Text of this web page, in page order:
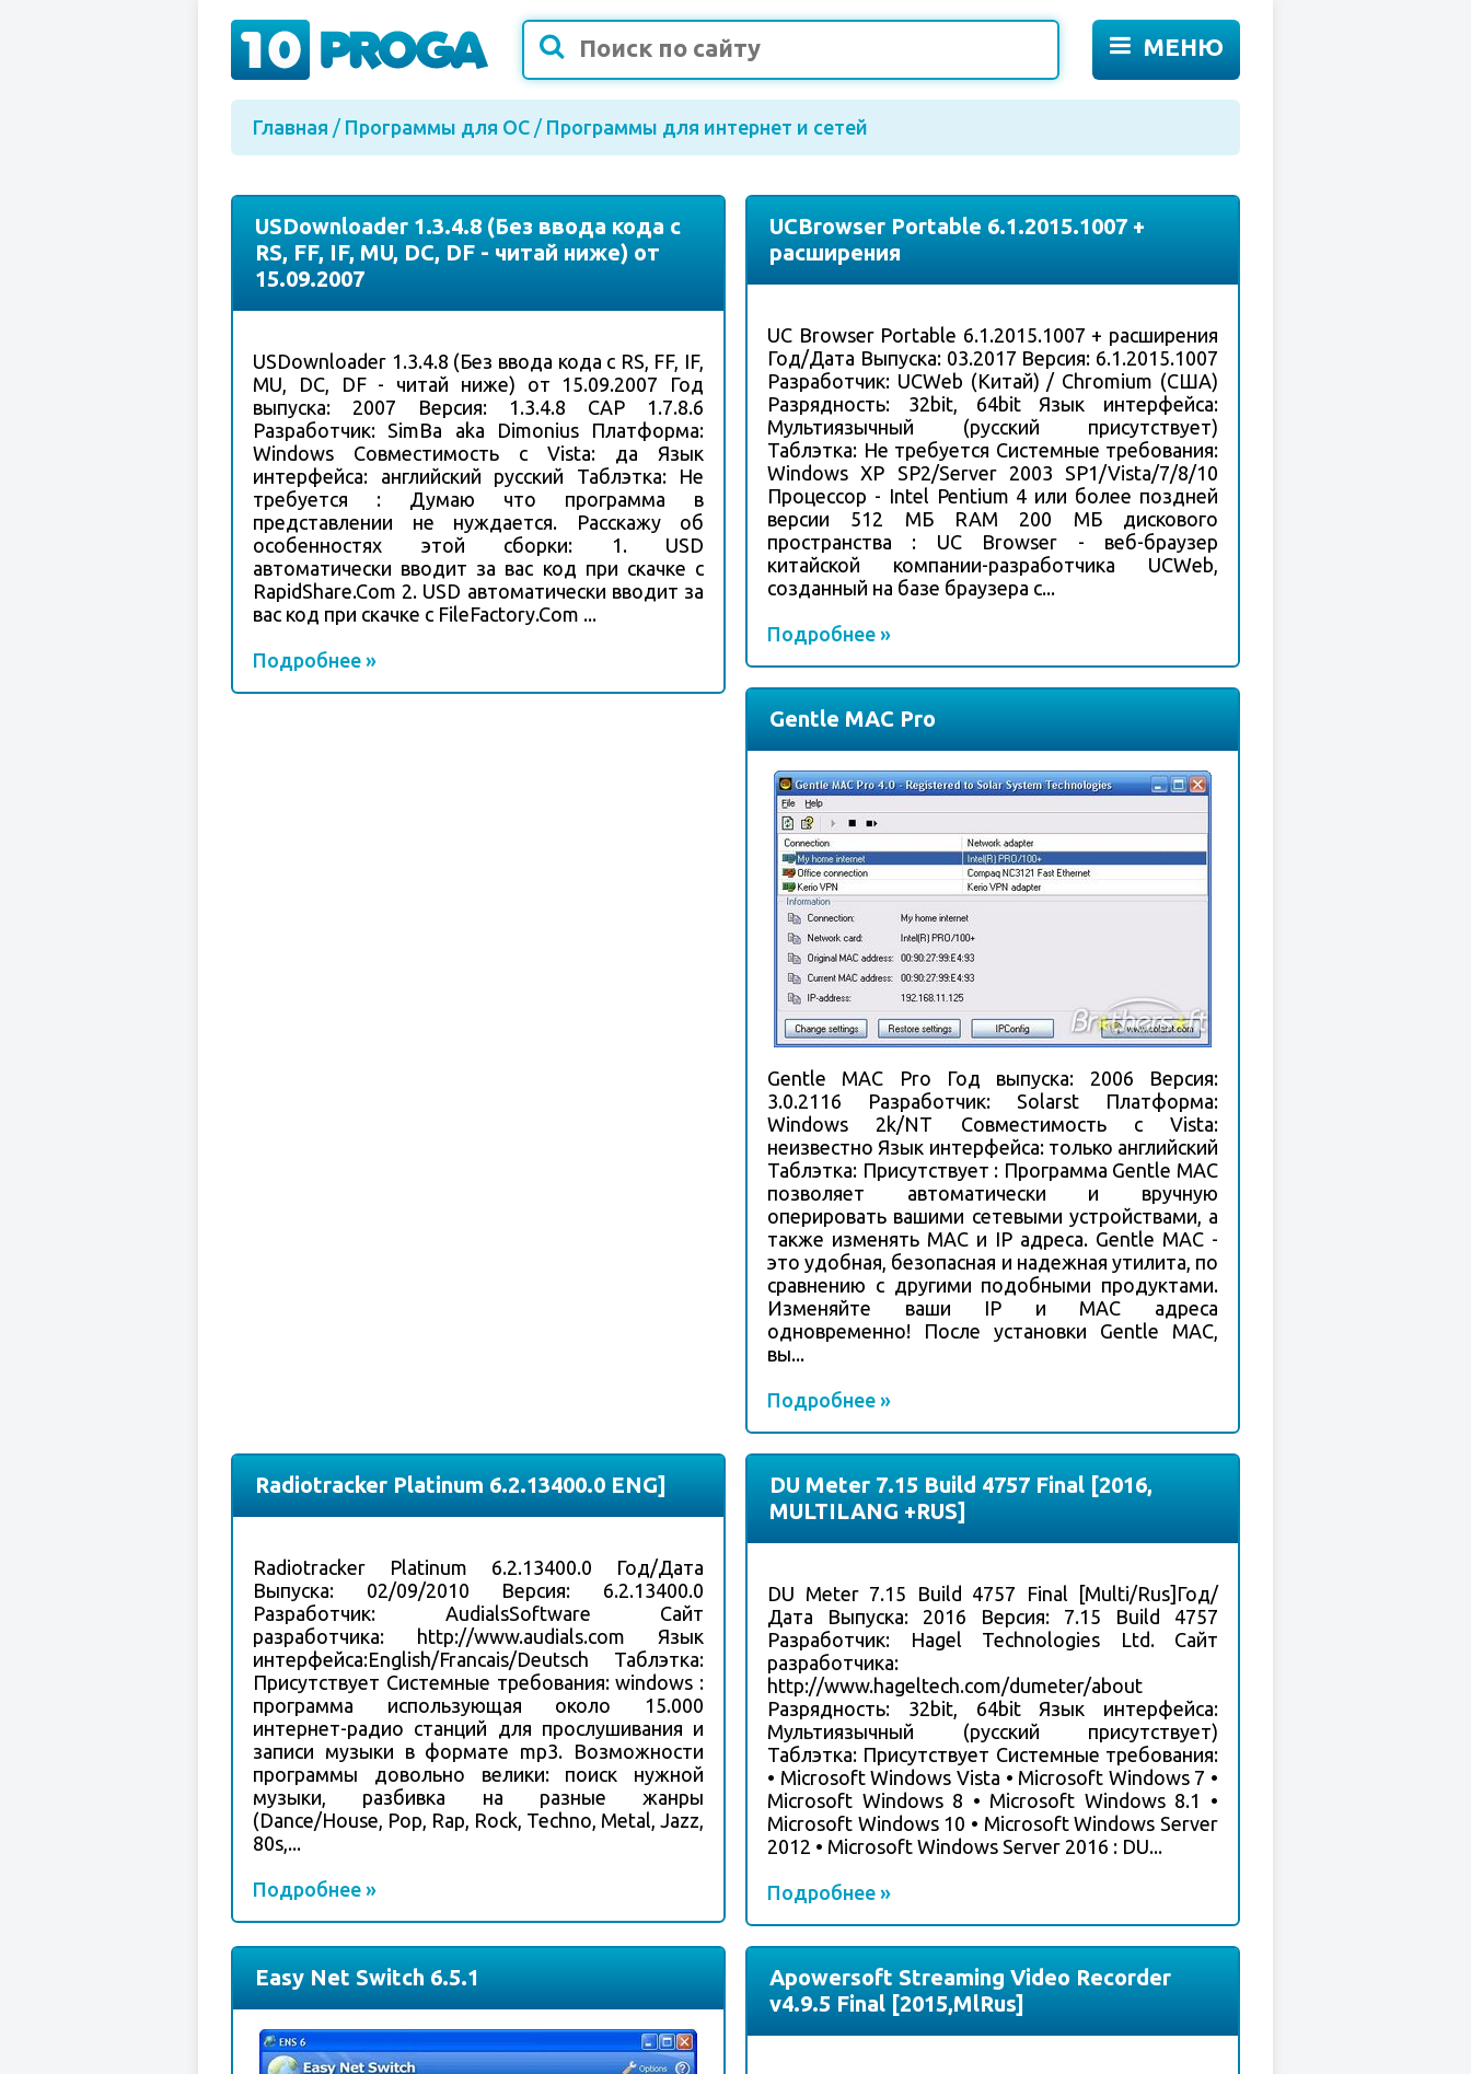
МЕНЮ
Главная / Программы для ОС / Программы для интернет и сетей
USDownloader 1.3.4.8 (Без ввода кода с
RS, FF, IF, MU, DC, DF - читай ниже) от
15.09.2007
USDownloader 1.3.4.8 (Без ввода кода с RS, FF, IF,
MU, DC, DF - читай ниже) от 15.09.2007 Год
выпуска: 2007 Версия: 1.3.4.8 CAP 1.7.8.6
Разработчик: SimBa aka Dimonius Платформа:
Windows Совместимость с Vista: да Язык
интерфейса: английский русский Таблэтка: Не
требуется : Думаю что программа в
представлении не нуждается. Расскажу об
особенностях этой сборки: 1. USD
автоматически вводит за вас код при скачке с
RapidShare.Com 2. USD автоматически вводит за
вас код при скачке с FileFactory.Com ...
Подробнее »
UCBrowser Portable 6.1.2015.1007 +
расширения
UC Browser Portable 6.1.2015.1007 + расширения
Год/Дата Выпуска: 03.2017 Версия: 6.1.2015.1007
Разработчик: UCWeb (Китай) / Chromium (США)
Разрядность: 32bit, 64bit Язык интерфейса:
Мультиязычный (русский присутствует)
Таблэтка: Не требуется Системные требования:
Windows XP SP2/Server 2003 SP1/Vista/7/8/10
Процессор - Intel Pentium 4 или более поздней
версии 512 МБ RAM 200 МБ дискового
пространства : UC Browser - веб-браузер
китайской компании-разработчика UCWeb,
созданный на базе браузера с...
Подробнее »
Gentle MAC Pro
Gentle MAC Pro Год выпуска: 2006 Версия:
3.0.2116 Разработчик: Solarst Платформа:
Windows 2k/NT Совместимость с Vista:
неизвестно Язык интерфейса: только английский
Таблэтка: Присутствует : Программа Gentle MAC
позволяет автоматически и вручную
оперировать вашими сетевыми устройствами, а
также изменять MAC и IP адреса. Gentle MAC -
это удобная, безопасная и надежная утилита, по
сравнению с другими подобными продуктами.
Изменяйте ваши IP и MAC адреса
одновременно! После установки Gentle MAC,
вы...
Подробнее »
Radiotracker Platinum 6.2.13400.0 ENG]
Radiotracker Platinum 6.2.13400.0 Год/Дата
Выпуска: 02/09/2010 Версия: 6.2.13400.0
Разработчик: AudialsSoftware Сайт
разработчика: http://www.audials.com Язык
интерфейса:English/Francais/Deutsch Таблэтка:
Присутствует Системные требования: windows :
программа использующая около 15.000
интернет-радио станций для прослушивания и
записи музыки в формате mp3. Возможности
программы довольно велики: поиск нужной
музыки, разбивка на разные жанры
(Dance/House, Pop, Rap, Rock, Techno, Metal, Jazz,
80s,...
Подробнее »
DU Meter 7.15 Build 4757 Final [2016,
MULTILANG +RUS]
DU Meter 7.15 Build 4757 Final [Multi/Rus]Год/
Дата Выпуска: 2016 Версия: 7.15 Build 4757
Разработчик: Hagel Technologies Ltd. Сайт
разработчика:
http://www.hageltech.com/dumeter/about
Разрядность: 32bit, 64bit Язык интерфейса:
Мультиязычный (русский присутствует)
Таблэтка: Присутствует Системные требования:
• Microsoft Windows Vista • Microsoft Windows 7 •
Microsoft Windows 8 • Microsoft Windows 8.1 •
Microsoft Windows 10 • Microsoft Windows Server
2012 • Microsoft Windows Server 2016 : DU...
Подробнее »
Easy Net Switch 6.5.1
Apowersoft Streaming Video Recorder
v4.9.5 Final [2015,MlRus]